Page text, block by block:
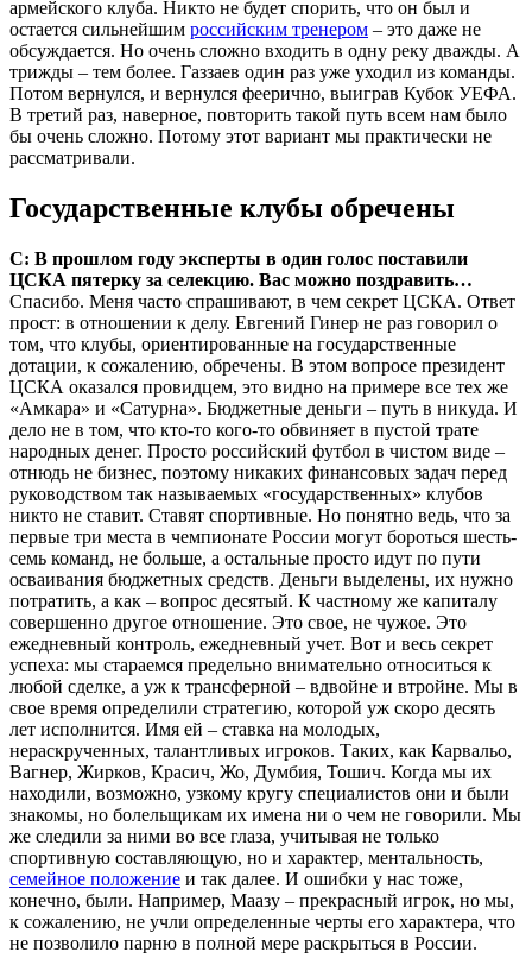
армейского клуба. Никто не будет спорить, что он был и
остается сильнейшим российским тренером – это даже не
обсуждается. Но очень сложно входить в одну реку дважды. А
трижды – тем более. Газзаев один раз уже уходил из команды.
Потом вернулся, и вернулся феерично, выиграв Кубок УЕФА.
В третий раз, наверное, повторить такой путь всем нам было
бы очень сложно. Потому этот вариант мы практически не
рассматривали.
Государственные клубы обречены
С: В прошлом году эксперты в один голос поставили
ЦСКА пятерку за селекцию. Вас можно позд­равить…
Спасибо. Меня часто спрашивают, в чем секрет ЦСКА. Ответ
прост: в отношении к делу. Евгений Гинер не раз говорил о
том, что клубы, ориентированные на государственные
дотации, к сожалению, обречены. В этом вопросе президент
ЦСКА оказался провидцем, это видно на примере все тех же
«Амкара» и «Сатурна». Бюджетные деньги – путь в никуда. И
дело не в том, что кто-то кого-то обвиняет в пустой трате
народных денег. Просто российский футбол в чистом виде –
отнюдь не бизнес, поэтому никаких финансовых задач перед
руководством так называемых «государственных» клубов
никто не ставит. Ставят спортивные. Но понятно ведь, что за
первые три места в чемпионате России могут бороться шесть-
семь команд, не больше, а остальные просто идут по пути
осваивания бюджетных средств. Деньги выделены, их нужно
потратить, а как – вопрос десятый. К частному же капиталу
совершенно другое отношение. Это свое, не чужое. Это
ежедневный контроль, ежедневный учет. Вот и весь секрет
успеха: мы стараемся предельно внимательно относиться к
любой сделке, а уж к трансферной – вдвойне и втройне. Мы в
свое время определили стратегию, которой уж скоро десять
лет исполнится. Имя ей – ставка на молодых,
нераскрученных, талантливых игроков. Таких, как Карвальо,
Вагнер, Жирков, Красич, Жо, Думбия, Тошич. Когда мы их
находили, возможно, узкому кругу специалистов они и были
знакомы, но болельщикам их имена ни о чем не говорили. Мы
же следили за ними во все глаза, учитывая не только
спортивную составляющую, но и характер, ментальность,
семейное положение и так далее. И ошибки у нас тоже,
конечно, были. Например, Маазу – прекрасный игрок, но мы,
к сожалению, не учли определенные черты его характера, что
не позволило парню в полной мере раскрыться в России.